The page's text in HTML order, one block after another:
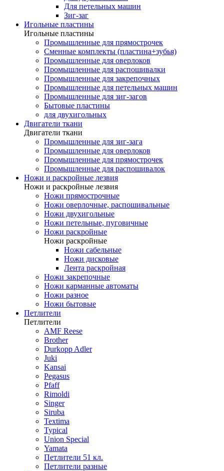
Для петельных машин
Зиг-заг
Игольные пластины
Игольные пластины
Промышленные для прямострочек
Сменные комплекты (пластина+зубья)
Промышленные для оверлоков
Промышленные для распошивалки
Промышленные для закрепочных
Промышленные для петельных машин
Промышленные для зиг-загов
Бытовые пластины
для двухигольных
Двигатели ткани
Двигатели ткани
Промышленные для зиг-зага
Промышленные для оверлоков
Промышленные для прямострочек
Промышленные для распошивалок
Ножи и раскройные лезвия
Ножи и раскройные лезвия
Ножи прямострочные
Ножи оверлочные, распошивальные
Ножи двухигольные
Ножи петельные, пуговичные
Ножи раскройные
Ножи раскройные
Ножи сабельные
Ножи дисковые
Лента раскройная
Ножи закрепочные
Ножи карманные автоматы
Ножи разное
Ножи бытовые
Петлители
Петлители
AMF Reese
Brother
Durkopp Adler
Juki
Kansai
Pegasus
Pfaff
Rimoldi
Singer
Siruba
Textima
Typical
Union Special
Yamata
Петлители 51 кл.
Петлители разные